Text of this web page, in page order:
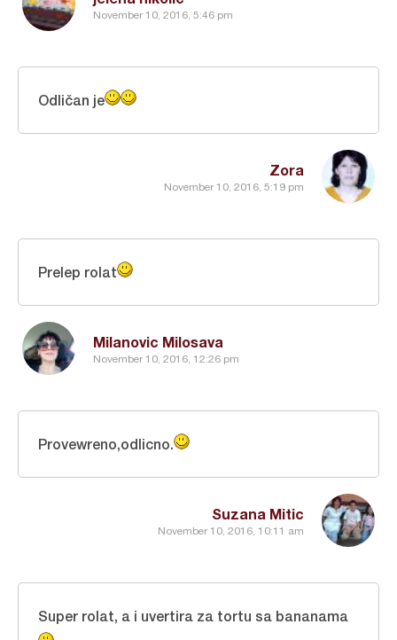
November 10, 2016, 5:46 pm
Zora
November 10, 2016, 5:19 pm
Odličan je
Milanovic Milosava
November 10, 2016, 12:26 pm
Prelep rolat
Suzana Mitic
November 10, 2016, 10:11 am
Provewreno,odlicno.
Super rolat, a i uvertira za tortu sa bananama